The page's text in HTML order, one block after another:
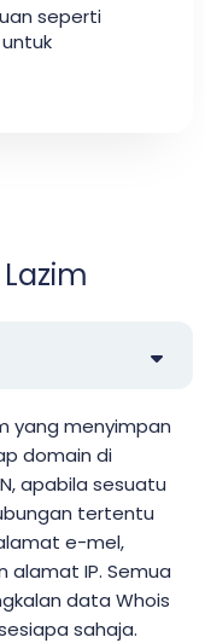
seperti
yang menyimpan
domain di
apabila sesuatu
tertentu
e-mel,
alamat IP. Semua
data Whois
sahaja.